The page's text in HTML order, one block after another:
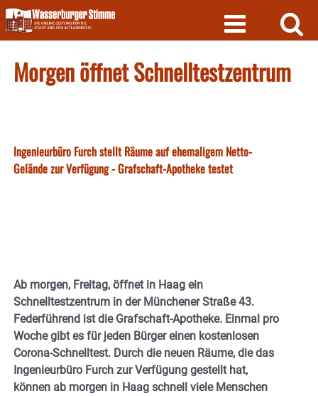
Skip
to
content
Morgen öffnet Schnelltestzentrum
Ingenieurbüro Furch stellt Räume auf ehemaligem Netto-
Gelände zur Verfügung - Grafschaft-Apotheke testet
Ab morgen, Freitag, öffnet in Haag ein
Schnelltestzentrum in der Münchener Straße 43.
Federführend ist die Grafschaft-Apotheke. Einmal pro
Woche gibt es für jeden Bürger einen kostenlosen
Corona-Schnelltest. Durch die neuen Räume, die das
Ingenieurbüro Furch zur Verfügung gestellt hat,
können ab morgen in Haag schnell viele Menschen